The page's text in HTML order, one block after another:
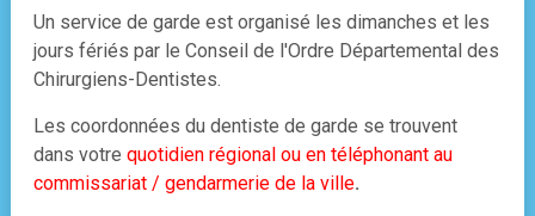
Un service de garde est organisé les dimanches et les
jours fériés par le Conseil de l'Ordre Départemental des
Chirurgiens-Dentistes.
Les coordonnées du dentiste de garde se trouvent
dans votre quotidien régional ou en téléphonant au
commissariat / gendarmerie de la ville.